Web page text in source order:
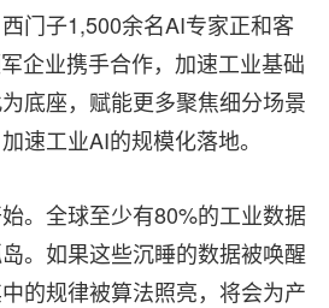
门子1,500余名AI专家正和客
企业携手合作，加速工业基础
底座，赋能更多聚焦细分场景
速工业AI的规模化落地。
。全球至少有80%的工业数据
。如果这些沉睡的数据被唤醒
的规律被算法照亮，将会为产